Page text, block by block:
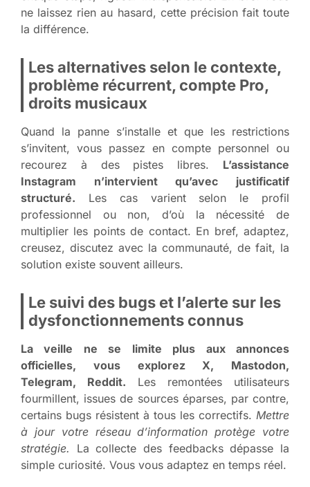
ne laissez rien au hasard, cette précision fait toute
la différence.
Les alternatives selon le contexte,
problème récurrent, compte Pro,
droits musicaux
Quand la panne s’installe et que les restrictions
s’invitent, vous passez en compte personnel ou
recourez à des pistes libres. L’assistance
Instagram n’intervient qu’avec justificatif
structuré. Les cas varient selon le profil
professionnel ou non, d’où la nécessité de
multiplier les points de contact. En bref, adaptez,
creusez, discutez avec la communauté, de fait, la
solution existe souvent ailleurs.
Le suivi des bugs et l’alerte sur les
dysfonctionnements connus
La veille ne se limite plus aux annonces
officielles, vous explorez X, Mastodon,
Telegram, Reddit. Les remontées utilisateurs
fourmillent, issues de sources éparses, par contre,
certains bugs résistent à tous les correctifs. Mettre
à jour votre réseau d’information protège votre
stratégie. La collecte des feedbacks dépasse la
simple curiosité. Vous vous adaptez en temps réel.